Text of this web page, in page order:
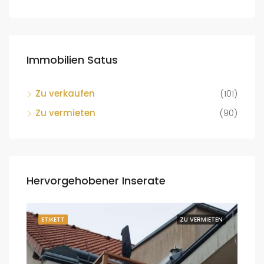
Immobilien Satus
Zu verkaufen
(101)
Zu vermieten
(90)
Hervorgehobener Inserate
ZU VERMIETEN
ETIKETT